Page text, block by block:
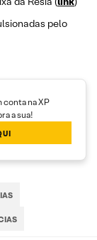
pelo
conta na XP
a sua!